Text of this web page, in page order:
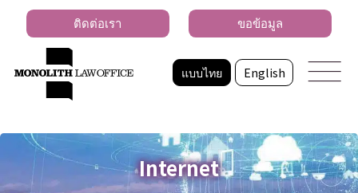
แบบไทย English
ติดต่อเรา ขอข้อมูล
Internet